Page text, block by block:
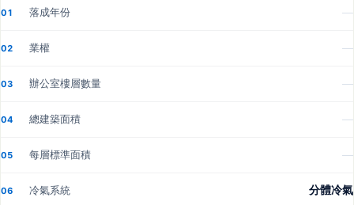
01 落成年份 —
02 業權 —
03 辦公室樓層數量 —
04 總建築面積 —
05 每層標準面積 —
06 冷氣系統 分體冷氣